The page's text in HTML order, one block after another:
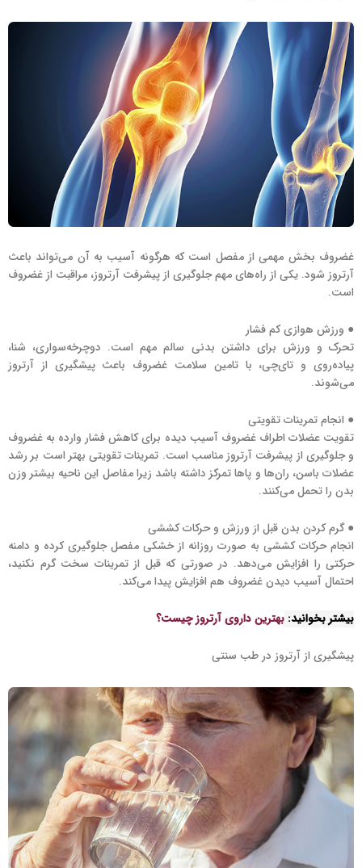
غضروف بخش مهمی از مفصل است که هرگونه آسیب به آن می‌تواند باعث
آرتروز شود. یکی از راه‌های مهم جلوگیری از پیشرفت آرتروز، مراقبت از غضروف
است.
● ورزش هوازی کم فشار
تحرک و ورزش برای داشتن بدنی سالم مهم است. دوچرخه‌سواری، شنا،
پیاده‌روی و تای‌چی، با تامین سلامت غضروف باعث پیشگیری از آرتروز
می‌شوند.
● انجام تمرینات تقویتی
تقویت عضلات اطراف غضروف آسیب دیده برای کاهش فشار وارده به غضروف
و جلوگیری از پیشرفت آرتروز مناسب است. تمرینات تقویتی بهتر است بر رشد
عضلات باسن، ران‌ها و پاها تمرکز داشته باشد زیرا مفاصل این ناحیه بیشتر وزن
بدن را تحمل می‌کنند.
● گرم کردن بدن قبل از ورزش و حرکات کششی
انجام حرکات کششی به صورت روزانه از خشکی مفصل جلوگیری کرده و دامنه
حرکتی را افزایش می‌دهد. در صورتی که قبل از تمرینات سخت گرم نکنید،
احتمال آسیب دیدن غضروف هم افزایش پیدا می‌کند.
بیشتر بخوانید: بهترین داروی آرتروز چیست؟
پیشگیری از آرتروز در طب سنتی